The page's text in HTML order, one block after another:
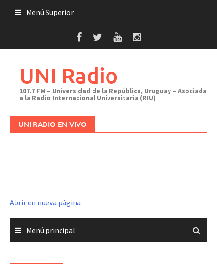
Menú Superior
UNI Radio
107.7 FM – Universidad de la República, Uruguay – Asociada
a la Radio Internacional Universitaria (RIU)
UNI RADIO EN VIVO
Abrir en nueva página
Menú principal